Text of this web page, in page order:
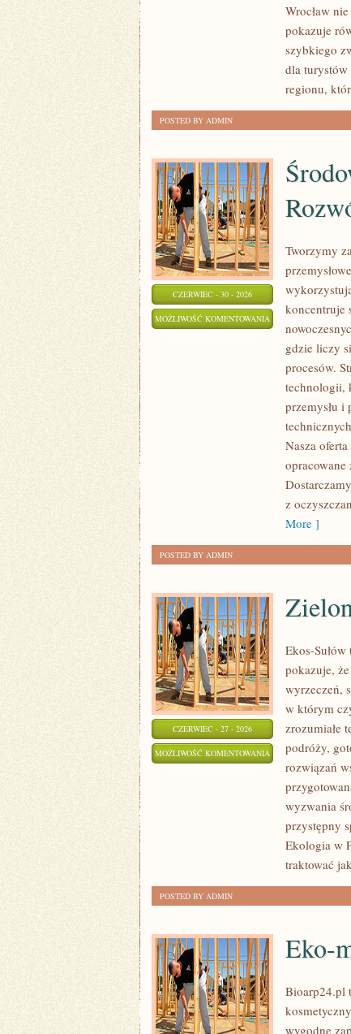
Wrocław
pokazuje
szybkiego
dla
regionu,
POSTED BY ADMIN
CZERWIEC - 30 - 2026
MOŻLIWOŚĆ KOMENTOWANIA
ZRÓWNOWAŻONY
Tworzymy
koncentruje
gdzie liczy
procesów.
technologii,
przemysłu i
Nasza
opracowane
z
More ]
POSTED BY ADMIN
CZERWIEC - 27 - 2026
MOŻLIWOŚĆ KOMENTOWANIA ZIELONA
ENERGIA
Ekos-
pokazuje,
wyrzeczeń,
w którym
zrozumiałe
podróży,
rozwiązań
wyzwania
przystępny
Ekologia w
traktować
POSTED BY ADMIN
Eko-
Bioarp24.pl
wygodne